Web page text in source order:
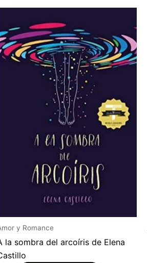
y Romance
la sombra del arcoíris de Elena